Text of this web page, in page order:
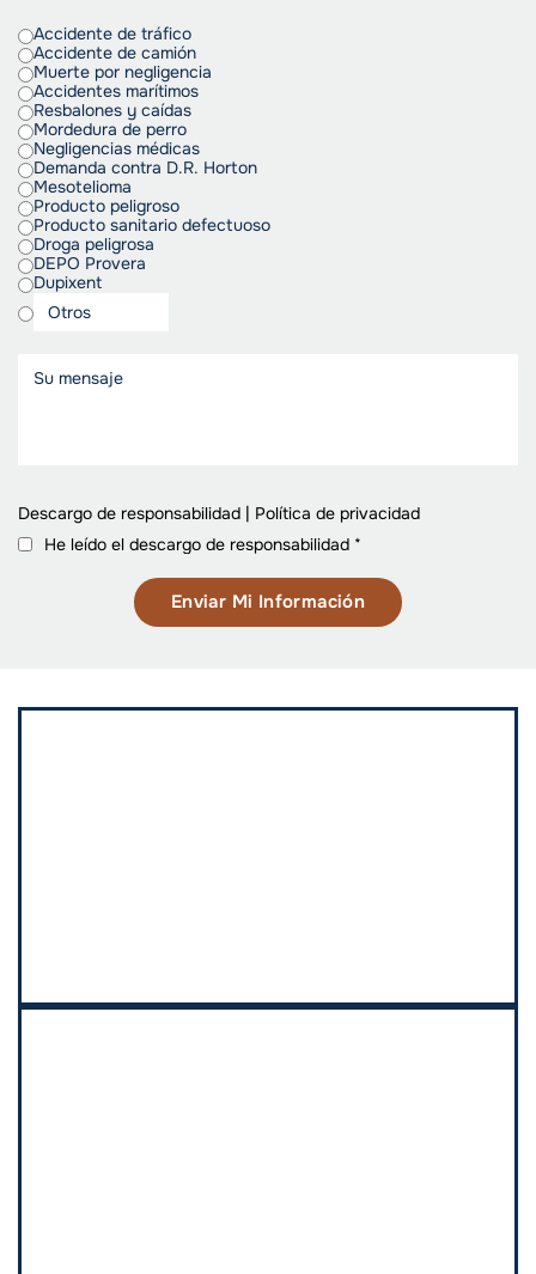
Accidente de tráfico
Accidente de camión
Muerte por negligencia
Accidentes marítimos
Resbalones y caídas
Mordedura de perro
Negligencias médicas
Demanda contra D.R. Horton
Mesotelioma
Producto peligroso
Producto sanitario defectuoso
Droga peligrosa
DEPO Provera
Dupixent
Descargo de responsabilidad | Política de privacidad
He leído el descargo de responsabilidad *